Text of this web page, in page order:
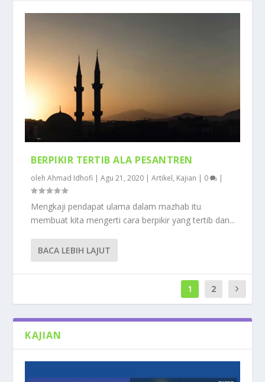
BERPIKIR TERTIB ALA PESANTREN
olehAhmad Idhofi |Agu 21, 2020 |Artikel, Kajian | 0 |
Mengkaji pendapat ulama dalam mazhab itu
membuat kita mengerti cara berpikir yang tertib dan...
BACA LEBIH LAJUT
1 2
KAJIAN